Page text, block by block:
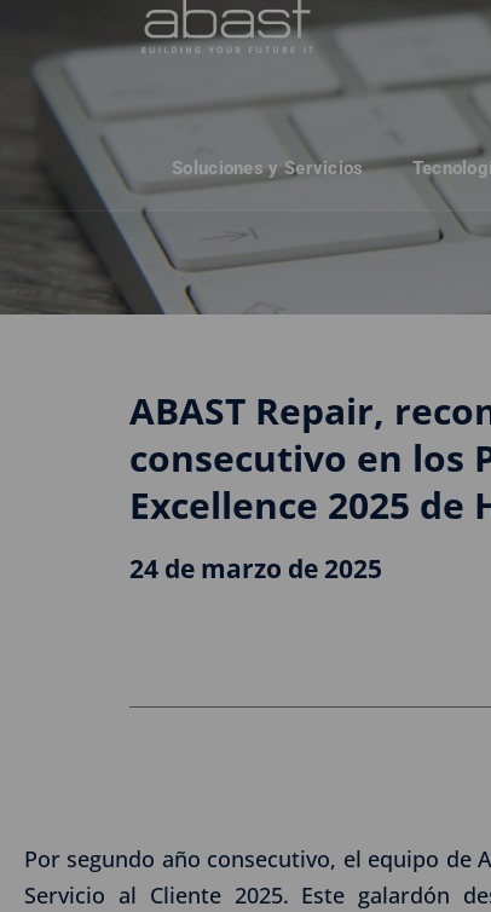
Soluciones y Servicios
ABAST Repair,
consecutivo en los
Excellence 2025 de
24 de marzo de 2025
Por segundo año consecutivo, el equipo de
Servicio al Cliente 2025. Este galardón